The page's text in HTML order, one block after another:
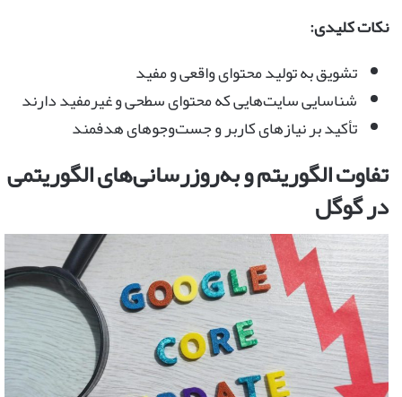
نکات کلیدی:
تشویق به تولید محتوای واقعی و مفید
شناسایی سایت‌هایی که محتوای سطحی و غیرمفید دارند
تأکید بر نیازهای کاربر و جست‌وجوهای هدفمند
تفاوت الگوریتم و به‌روزرسانی‌های الگوریتمی
در گوگل